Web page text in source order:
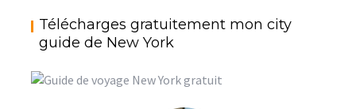
Télécharges gratuitement mon city
guide de New York